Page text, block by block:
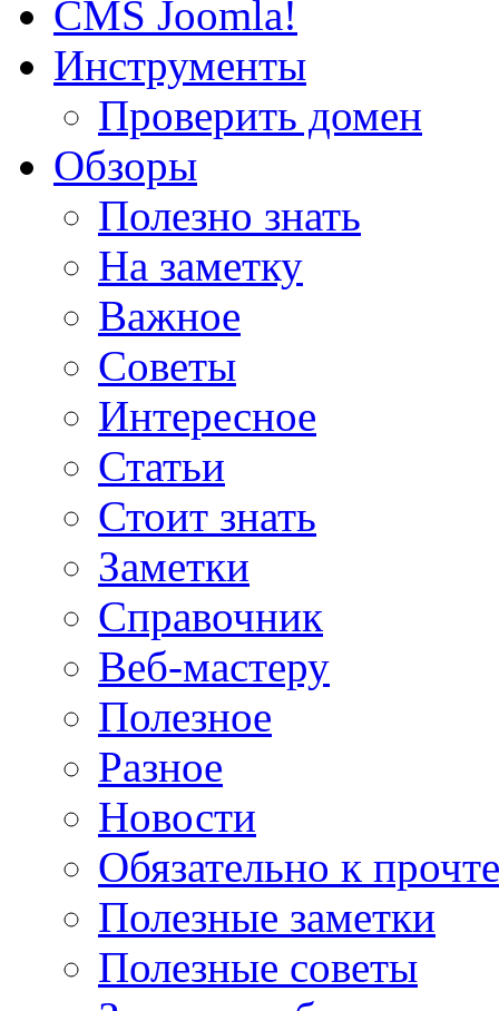
CMS Joomla!
Инструменты
Проверить домен
Обзоры
Полезно знать
На заметку
Важное
Советы
Интересное
Статьи
Стоит знать
Заметки
Справочник
Веб-мастеру
Полезное
Разное
Новости
Обязательно к
Полезные заметки
Полезные советы